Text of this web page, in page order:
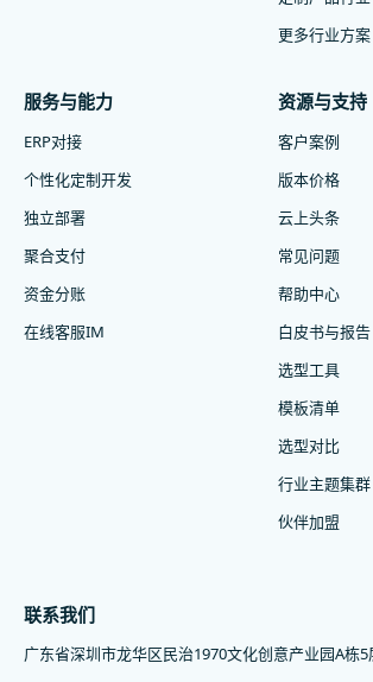
更多行业方案
服务与能力
ERP对接
个性化定制开发
独立部署
聚合支付
资金分账
在线客服IM
资源与支持
客户案例
版本价格
云上头条
常见问题
帮助中心
白皮书与报告
选型工具
模板清单
选型对比
行业主题集群
伙伴加盟
联系我们
广东省深圳市龙华区民治1970文化创意产业园A栋5